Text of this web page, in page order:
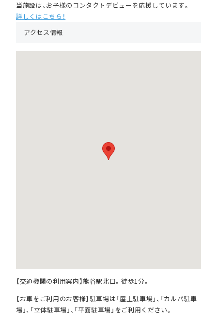
当施設は、お子様のコンタクトデビューを応援しています。
詳しくはこちら！
アクセス情報
【交通機関の利用案内】熊谷駅北口。徒歩1分。
【お車をご利用のお客様】駐車場は「屋上駐車場」、「カルパ駐車
場」、「立体駐車場」、「平面駐車場」をご利用ください。